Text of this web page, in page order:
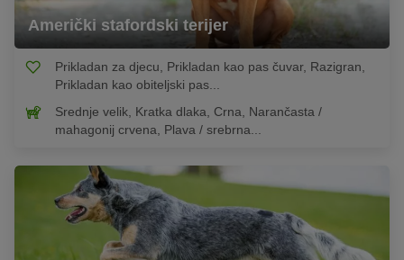
Američki stafordski terijer
Prikladan za djecu, Prikladan kao pas čuvar, Razigran,
Prikladan kao obiteljski pas...
Srednje velik, Kratka dlaka, Crna, Narančasta /
mahagonij crvena, Plava / srebrna...